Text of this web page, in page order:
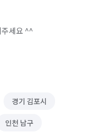
경기 김포시
인천 남구